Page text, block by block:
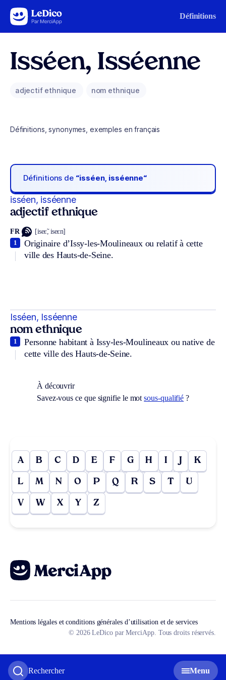
Aller au contenu Définitions
Rechercher Menu
Isséen, Isséenne
adjectif ethnique nom ethnique
Définitions, synonymes, exemples en français
Définitions de “isséen, isséenne“
isséen, isséenne
adjectif ethnique
FR [iseɛ̃, iseɛn]
Originaire d’Issy-les-Moulineaux ou relatif à cette
ville des Hauts-de-Seine.
1
Isséen, Isséenne
nom ethnique
Personne habitant à Issy-les-Moulineaux ou native de
cette ville des Hauts-de-Seine.
1
À découvrir
Savez-vous ce que signifie le motsous-qualifié ?
A B C D E F G H I J K
L M N O P Q R S T U
V W X Y Z
Mentions légales et conditions générales d’utilisation et de services
© 2026 LeDico par MerciApp. Tous droits réservés.